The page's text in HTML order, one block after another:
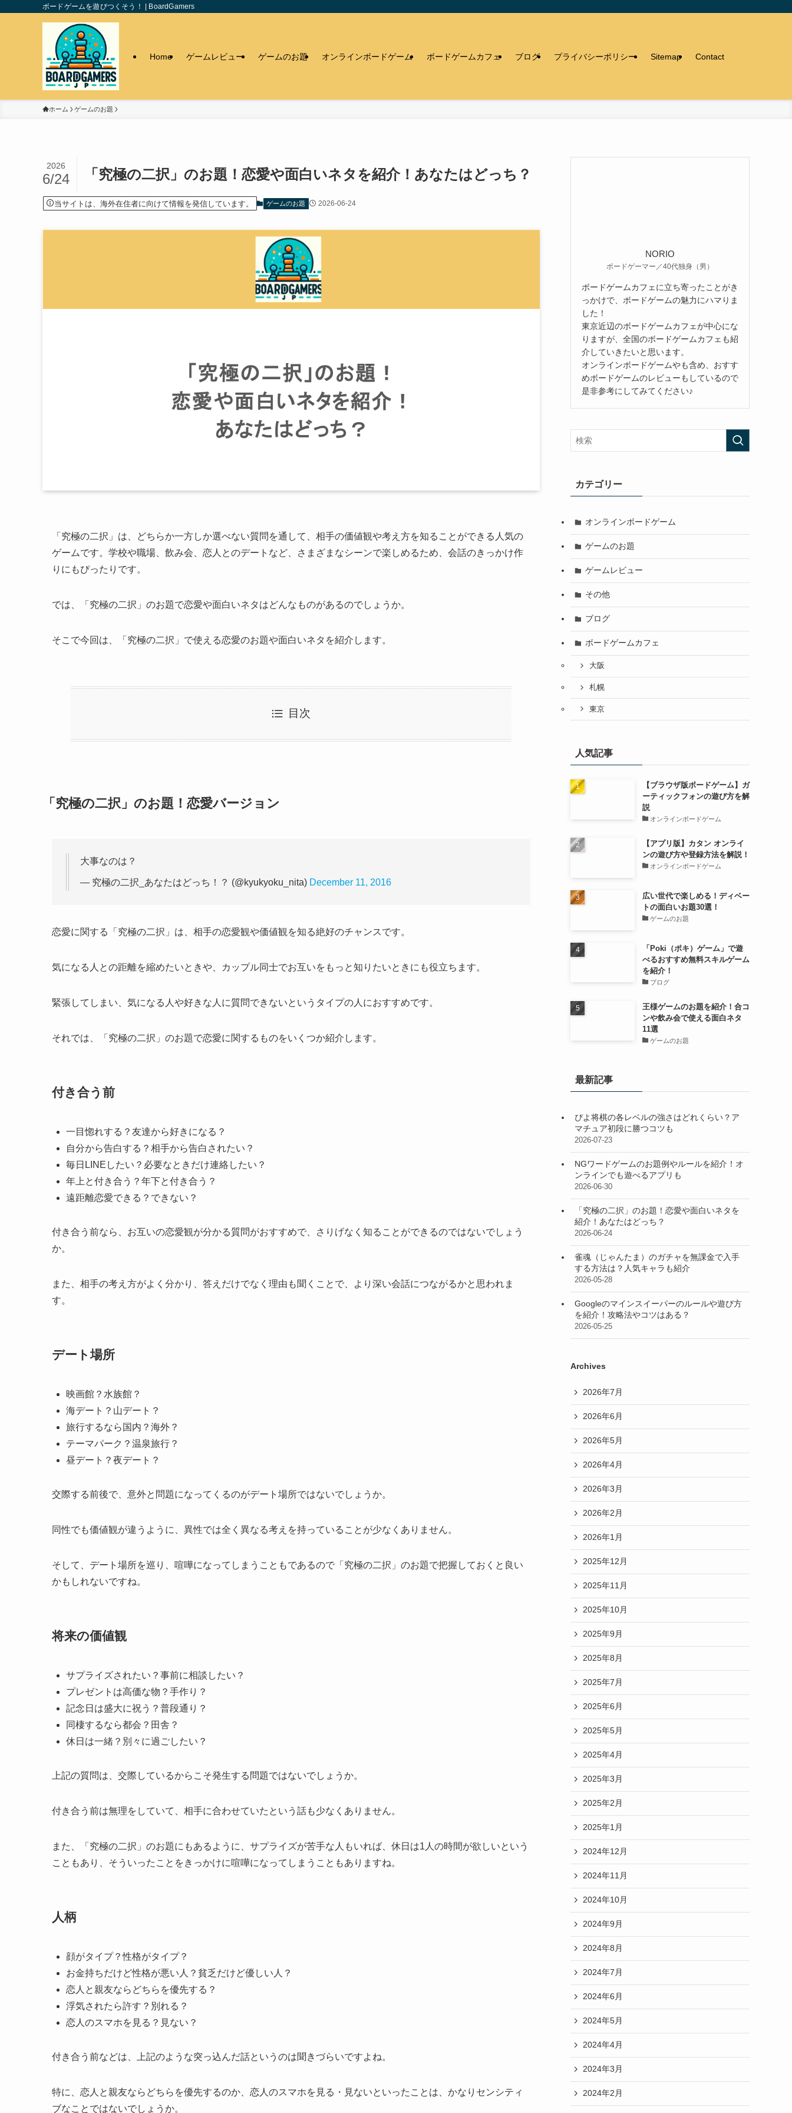
ボードゲームを遊びつくそう！ | BoardGamers
Home ゲームレビュー ゲームのお題 オンラインボードゲーム ボードゲームカフェ ブログ プライバシーポリシー Sitemap Contact
ホーム ゲームのお題
「究極の二択」のお題！恋愛や面白いネタを紹介！あなたはどっち？
2026
6/24
当サイトは、海外在住者に向けて情報を発信しています。 ゲームのお題 2026-06-24
「究極の二択」は、どちらか一方しか選べない質問を通して、相手の価値観や考え方を知ることができる人気の
ゲームです。学校や職場、飲み会、恋人とのデートなど、さまざまなシーンで楽しめるため、会話のきっかけ作
りにもぴったりです。
では、「究極の二択」のお題で恋愛や面白いネタはどんなものがあるのでしょうか。
そこで今回は、「究極の二択」で使える恋愛のお題や面白いネタを紹介します。
目次
「究極の二択」のお題！恋愛バージョン
大事なのは？
— 究極の二択_あなたはどっち！？ (@kyukyoku_nita) December 11, 2016
恋愛に関する「究極の二択」は、相手の恋愛観や価値観を知る絶好のチャンスです。
気になる人との距離を縮めたいときや、カップル同士でお互いをもっと知りたいときにも役立ちます。
緊張してしまい、気になる人や好きな人に質問できないというタイプの人におすすめです。
それでは、「究極の二択」のお題で恋愛に関するものをいくつか紹介します。
付き合う前
一目惚れする？友達から好きになる？
自分から告白する？相手から告白されたい？
毎日LINEしたい？必要なときだけ連絡したい？
年上と付き合う？年下と付き合う？
遠距離恋愛できる？できない？
付き合う前なら、お互いの恋愛観が分かる質問がおすすめで、さりげなく知ることができるのではないでしょう
か。
また、相手の考え方がよく分かり、答えだけでなく理由も聞くことで、より深い会話につながるかと思われま
す。
デート場所
映画館？水族館？
海デート？山デート？
旅行するなら国内？海外？
テーマパーク？温泉旅行？
昼デート？夜デート？
交際する前後で、意外と問題になってくるのがデート場所ではないでしょうか。
同性でも価値観が違うように、異性では全く異なる考えを持っていることが少なくありません。
そして、デート場所を巡り、喧嘩になってしまうこともであるので「究極の二択」のお題で把握しておくと良い
かもしれないですね。
将来の価値観
サプライズされたい？事前に相談したい？
プレゼントは高価な物？手作り？
記念日は盛大に祝う？普段通り？
同棲するなら都会？田舎？
休日は一緒？別々に過ごしたい？
上記の質問は、交際しているからこそ発生する問題ではないでしょうか。
付き合う前は無理をしていて、相手に合わせていたという話も少なくありません。
また、「究極の二択」のお題にもあるように、サプライズが苦手な人もいれば、休日は1人の時間が欲しいという
こともあり、そういったことをきっかけに喧嘩になってしまうこともありますね。
人柄
顔がタイプ？性格がタイプ？
お金持ちだけど性格が悪い人？貧乏だけど優しい人？
恋人と親友ならどちらを優先する？
浮気されたら許す？別れる？
恋人のスマホを見る？見ない？
付き合う前などは、上記のような突っ込んだ話というのは聞きづらいですよね。
特に、恋人と親友ならどちらを優先するのか、恋人のスマホを見る・見ないといったことは、かなりセンシティ
ブなことではないでしょうか。
NORIO
ボードゲーマー／40代独身（男）
ボードゲームカフェに立ち寄ったことがき
っかけで、ボードゲームの魅力にハマりま
した！
東京近辺のボードゲームカフェが中心にな
りますが、全国のボードゲームカフェも紹
介していきたいと思います。
オンラインボードゲームやも含め、おすす
めボードゲームのレビューもしているので
是非参考にしてみてください♪
カテゴリー
オンラインボードゲーム
ゲームのお題
ゲームレビュー
その他
ブログ
ボードゲームカフェ
大阪
札幌
東京
人気記事
【ブラウザ版ボードゲーム】ガ
ーティックフォンの遊び方を解
説
オンラインボードゲーム
【アプリ版】カタン オンライ
ンの遊び方や登録方法を解説！
オンラインボードゲーム
広い世代で楽しめる！ディベー
トの面白いお題30選！
ゲームのお題
「Poki（ポキ）ゲーム」で遊
べるおすすめ無料スキルゲーム
を紹介！
ブログ
王様ゲームのお題を紹介！合コ
ンや飲み会で使える面白ネタ
11選
ゲームのお題
最新記事
ぴよ将棋の各レベルの強さはどれくらい？ア
マチュア初段に勝つコツも
2026-07-23
NGワードゲームのお題例やルールを紹介！オ
ンラインでも遊べるアプリも
2026-06-30
「究極の二択」のお題！恋愛や面白いネタを
紹介！あなたはどっち？
2026-06-24
雀魂（じゃんたま）のガチャを無課金で入手
する方法は？人気キャラも紹介
2026-05-28
Googleのマインスイーパーのルールや遊び方
を紹介！攻略法やコツはある？
2026-05-25
Archives
2026年7月
2026年6月
2026年5月
2026年4月
2026年3月
2026年2月
2026年1月
2025年12月
2025年11月
2025年10月
2025年9月
2025年8月
2025年7月
2025年6月
2025年5月
2025年4月
2025年3月
2025年2月
2025年1月
2024年12月
2024年11月
2024年10月
2024年9月
2024年8月
2024年7月
2024年6月
2024年5月
2024年4月
2024年3月
2024年2月